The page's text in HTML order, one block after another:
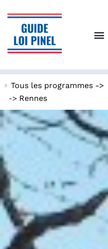
Tous les programmes ->
-> Rennes